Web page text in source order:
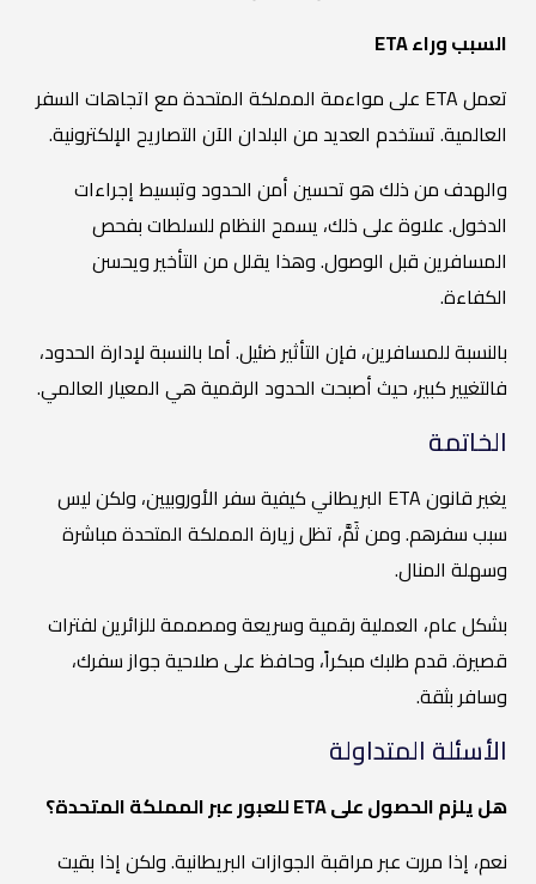
السبب وراء ETA
تعمل ETA على مواءمة المملكة المتحدة مع اتجاهات السفر
العالمية. تستخدم العديد من البلدان الآن التصاريح الإلكترونية.
والهدف من ذلك هو تحسين أمن الحدود وتبسيط إجراءات
الدخول. علاوة على ذلك، يسمح النظام للسلطات بفحص
المسافرين قبل الوصول. وهذا يقلل من التأخير ويحسن
الكفاءة.
بالنسبة للمسافرين، فإن التأثير ضئيل. أما بالنسبة لإدارة الحدود،
فالتغيير كبير، حيث أصبحت الحدود الرقمية هي المعيار العالمي.
الخاتمة
يغير قانون ETA البريطاني كيفية سفر الأوروبيين، ولكن ليس
سبب سفرهم. ومن ثَمَّ، تظل زيارة المملكة المتحدة مباشرة
وسهلة المنال.
بشكل عام، العملية رقمية وسريعة ومصممة للزائرين لفترات
قصيرة. قدم طلبك مبكراً، وحافظ على صلاحية جواز سفرك،
وسافر بثقة.
الأسئلة المتداولة
هل يلزم الحصول على ETA للعبور عبر المملكة المتحدة؟
نعم، إذا مررت عبر مراقبة الجوازات البريطانية. ولكن إذا بقيت